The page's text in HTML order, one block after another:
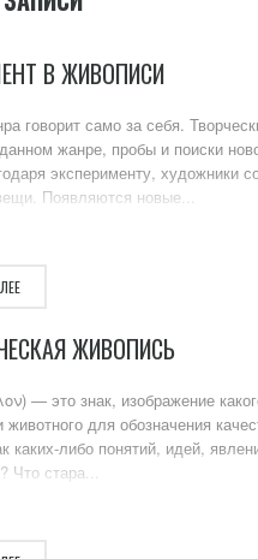
В ЖИВОПИСИ
говорит само за себя.
жанре, пробы и поиски
эксперименту, художники
Появляются новые...
ЖИВОПИСЬ
— это знак, изображение
для обозначения
каких-либо понятий, идей,
Что стара...